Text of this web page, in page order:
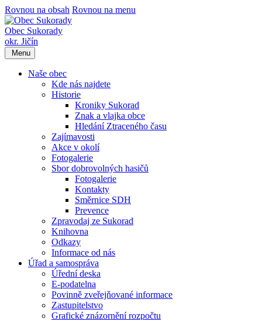
Rovnou na obsah Rovnou na menu
Obec Sukorady
okr. Jičín
Menu
Naše obec
Kde nás najdete
Historie
Kroniky Sukorad
Znak a vlajka obce
Hledání Ztraceného času
Zajímavosti
Akce v okolí
Fotogalerie
Sbor dobrovolných hasičů
Fotogalerie
Kontakty
Směrnice SDH
Prevence
Zpravodaj ze Sukorad
Knihovna
Odkazy
Informace od nás
Úřad a samospráva
Úřední deska
E-podatelna
Povinně zveřejňované informace
Zastupitelstvo
Grafické znázornění rozpočtu